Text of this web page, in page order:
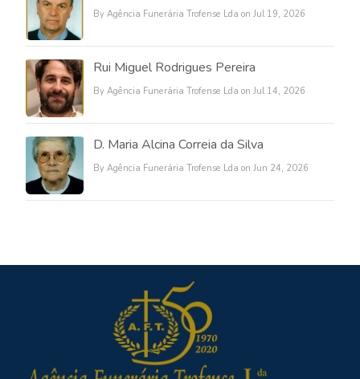
By Agência Funerária Trofense Lda on Jul 19, 2026
Rui Miguel Rodrigues Pereira
By Agência Funerária Trofense Lda on Jul 14, 2026
D. Maria Alcina Correia da Silva
By Agência Funerária Trofense Lda on Jun 24, 2026